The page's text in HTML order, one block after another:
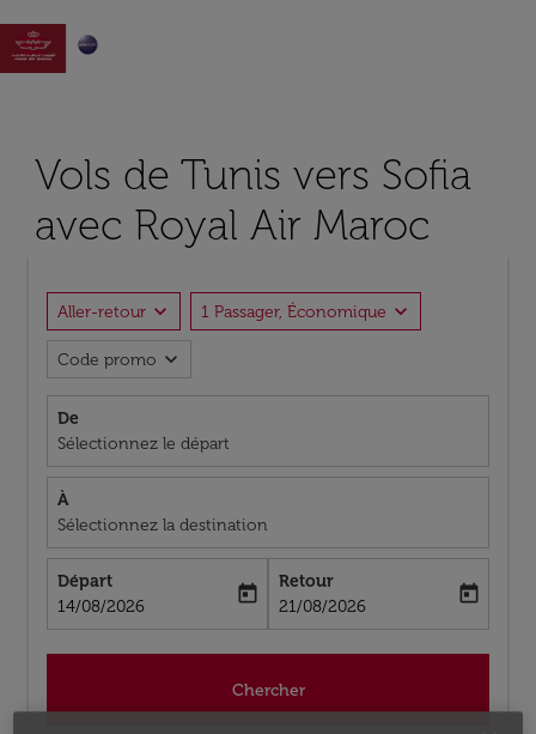

Vols de Tunis vers Sofia
avec Royal Air Maroc
Aller-retour expand_more 1 Passager, Économique expand_more
Code promo expand_more
De
Sélectionnez le départ
À
Sélectionnez la destination
Départ
fc-booking-departure-date-aria-label
14/08/2026
today
Retour
fc-booking-return-date-aria-label
21/08/2026
today
Chercher